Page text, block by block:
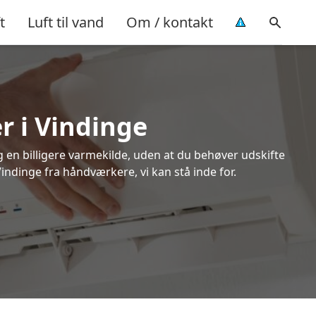
Luft til vand Om / kontakt
i Vindinge
billigere varmekilde, uden at du behøver udskifte
fra håndværkere, vi kan stå inde for.